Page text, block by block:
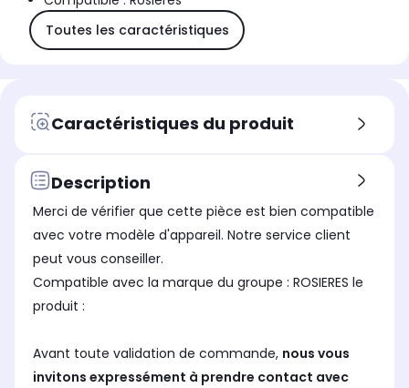
Toutes les caractéristiques
Caractéristiques du produit
Description
Merci de vérifier que cette pièce est bien compatible
avec votre modèle d'appareil. Notre service client
peut vous conseiller.
Compatible avec la marque du groupe : ROSIERES le
produit :
Avant toute validation de commande, nous vous
invitons expressément à prendre contact avec